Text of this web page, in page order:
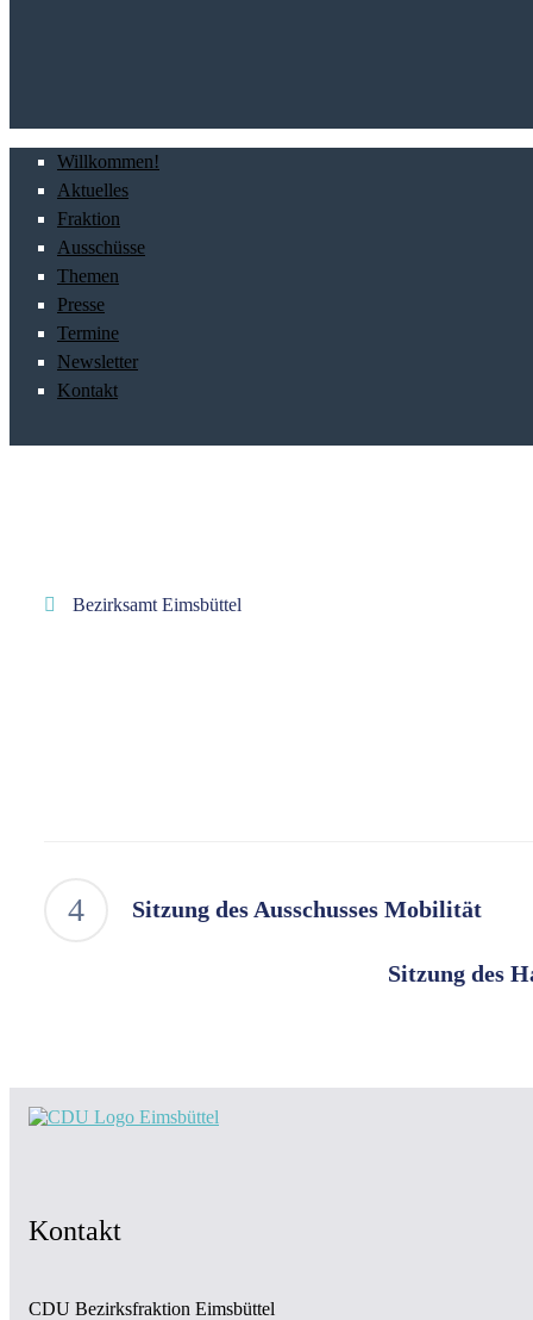
Willkommen!
Aktuelles
Fraktion
Ausschüsse
Themen
Presse
Termine
Newsletter
Kontakt
Bezirksamt Eimsbüttel
Sitzung des Ausschusses Mobilität
Sitzung des
Kontakt
CDU Bezirksfraktion Eimsbüttel